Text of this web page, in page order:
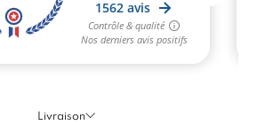
Livraison